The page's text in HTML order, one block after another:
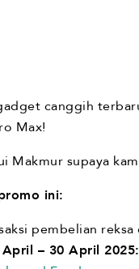
canggih
Max!
Makmur supaya
ini:
pembelian
– 30 April 2025: